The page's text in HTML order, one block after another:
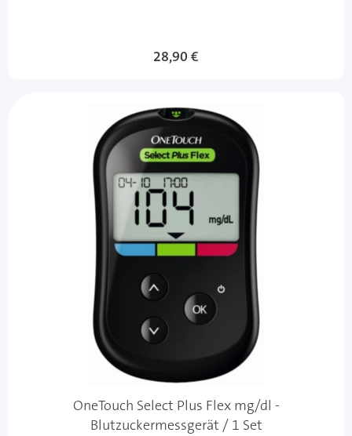
28,90 €
OneTouch Select Plus Flex mg/dl -
Blutzuckermessgerät / 1 Set